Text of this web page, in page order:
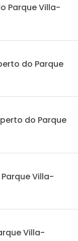
Parque Villa-
do Parque
do Parque
Villa-
Villa-